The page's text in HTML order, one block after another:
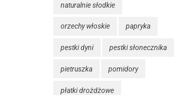
naturalnie słodkie
orzechy włoskie papryka
pestki dyni pestki słonecznika
pietruszka pomidory
płatki drożdżowe